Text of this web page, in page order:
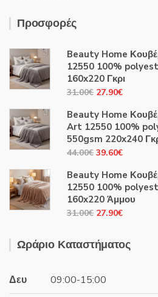
Προσφορές
Beauty Home
12550 100%
160x220 Γκρι
31.00€ Original
was:
31.00€.
27.90€Η
τιμή
είναι:
27.90€.
Beauty Home
Art 12550 100%
550gsm 220x240
44.00€ Original
was:
44.00€.
39.60€Η
τιμή
είναι:
39.60€.
Beauty Home
12550 100%
160x220 Άμμου
31.00€ Original
was:
27.90€Η
τιμή
Ωράριο Καταστήματος
Δευ 09:00-15:00